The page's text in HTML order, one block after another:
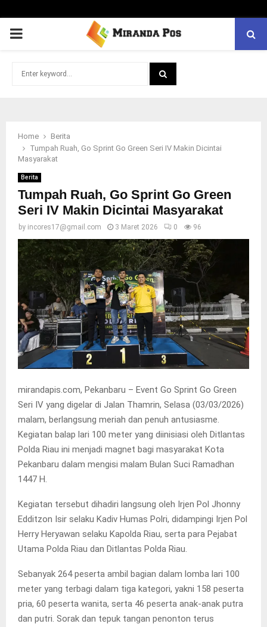
PRIMARY
Home
Berita
Tumpah Ruah, Go Sprint Go Green Seri IV Makin Dicintai
Masyarakat
Berita
Tumpah Ruah, Go Sprint Go Green
Seri IV Makin Dicintai Masyarakat
by incores17@gmail.com 3 Maret 2026 0 96
mirandapis.com, Pekanbaru – Event Go Sprint Go Green
Seri IV yang digelar di Jalan Thamrin, Selasa (03/03/2026)
malam, berlangsung meriah dan penuh antusiasme.
Kegiatan balap lari 100 meter yang diinisiasi oleh Ditlantas
Polda Riau ini menjadi magnet bagi masyarakat Kota
Pekanbaru dalam mengisi malam Bulan Suci Ramadhan
1447 H.
Kegiatan tersebut dihadiri langsung oleh Irjen Pol Jhonny
Edditzon Isir selaku Kadiv Humas Polri, didampingi Irjen Pol
Herry Heryawan selaku Kapolda Riau, serta para Pejabat
Utama Polda Riau dan Ditlantas Polda Riau.
Sebanyak 264 peserta ambil bagian dalam lomba lari 100
meter yang terbagi dalam tiga kategori, yakni 158 peserta
pria, 60 peserta wanita, serta 46 peserta anak-anak putra
dan putri. Sorak dan tepuk tangan penonton terus